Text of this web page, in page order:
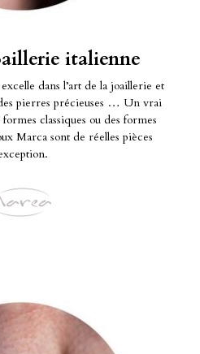
italienne
dans l’art de la joaillerie et
pierres précieuses … Un vrai
classiques ou des formes
Marca sont de réelles pièces